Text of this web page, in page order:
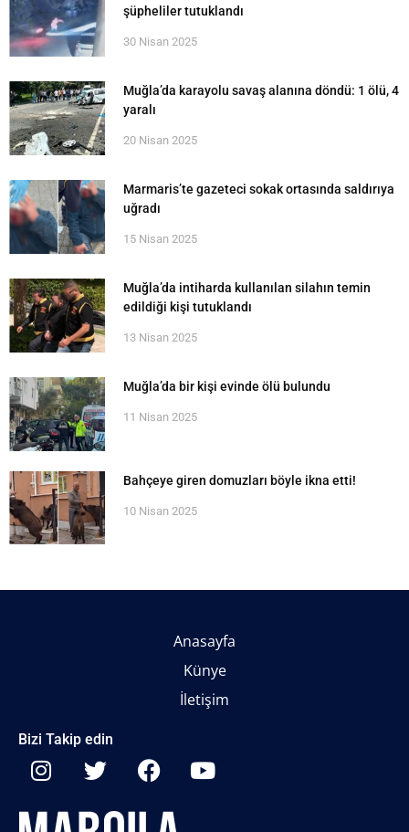
şüpheliler tutuklandı
30 Nisan 2025
Muğla’da karayolu savaş alanına döndü: 1 ölü, 4
yaralı
20 Nisan 2025
Marmaris’te gazeteci sokak ortasında saldırıya
uğradı
15 Nisan 2025
Muğla’da intiharda kullanılan silahın temin
edildiği kişi tutuklandı
13 Nisan 2025
Muğla’da bir kişi evinde ölü bulundu
11 Nisan 2025
Bahçeye giren domuzları böyle ikna etti!
10 Nisan 2025
Anasayfa
Künye
İletişim
Bizi Takip edin